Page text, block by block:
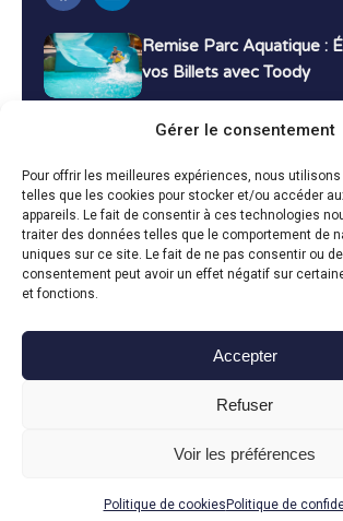
Gérer le consentement
Pour offrir les meilleures expériences, nous
telles que les cookies pour stocker et/ou accéder
appareils. Le fait de consentir à ces technologies
traiter des données telles que le comportement de
uniques sur ce site. Le fait de ne pas consentir ou
consentement peut avoir un effet négatif sur
et fonctions.
Accepter
Refuser
Voir les préférences
Politique de cookies Politique de
Remise Parc Aquatique :
vos Billets avec Toody
Bons Plans Voyage :
Vacances avec Toody
13 décembre 2024 Bon
Toody © 2024
Mentions légales
Politique de
Fait avec le en Vendée par